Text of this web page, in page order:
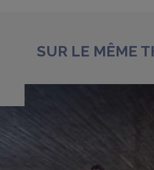
SUR LE MÊME